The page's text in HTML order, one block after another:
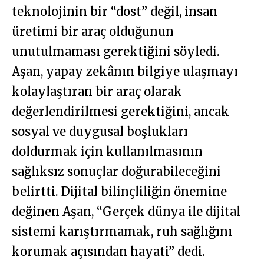
teknolojinin bir “dost” değil, insan
üretimi bir araç olduğunun
unutulmaması gerektiğini söyledi.
Aşan, yapay zekânın bilgiye ulaşmayı
kolaylaştıran bir araç olarak
değerlendirilmesi gerektiğini, ancak
sosyal ve duygusal boşlukları
doldurmak için kullanılmasının
sağlıksız sonuçlar doğurabileceğini
belirtti. Dijital bilinçliliğin önemine
değinen Aşan, “Gerçek dünya ile dijital
sistemi karıştırmamak, ruh sağlığını
korumak açısından hayati” dedi.